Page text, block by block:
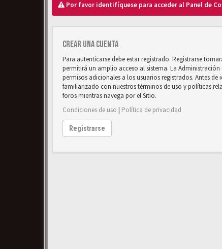
Por favor identifíquese para acceder al Panel de
Crear una cuenta
Para autenticarse debe estar registrado. Registrarse
permitirá un amplio acceso al sistema. La
permisos adicionales a los usuarios registrados. Antes de
familiarizado con nuestros términos de uso y políticas
foros mientras navega por el Sitio.
Condiciones de uso | Política de privacidad
Registrarse